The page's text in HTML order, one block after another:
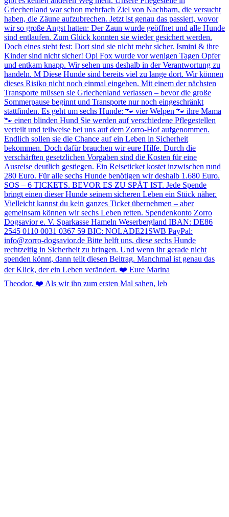
Theodor. ❤️ Als wir ihn zum ersten Mal sahen, leb